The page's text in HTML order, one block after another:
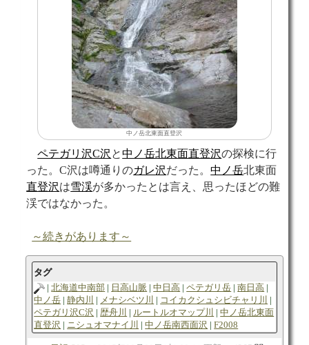
中ノ岳北東面直登沢
ペテガリ沢C沢 と中ノ岳北東面直登沢の探検に行
った。C沢は噂通りのガレ沢だった。中ノ岳北東面
直登沢は雪渓が多かったとは言え、思ったほどの難
渓ではなかった。
～続きがあります～
タグ
北海道中南部
日高山脈 中日高 ペテガリ岳
南日高
中ノ岳
静内川 メナシベツ川
コイカクシュシビチャリ川
ペテガリ沢C沢
歴舟川 ルートルオマップ川
中ノ岳北東面
直登沢
ニシュオマナイ川 中ノ岳南西面沢 F2008